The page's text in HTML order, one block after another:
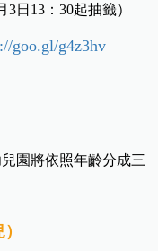
3日13：30起抽籤）
goo.gl/g4z3hv
園將依照年齡分成三